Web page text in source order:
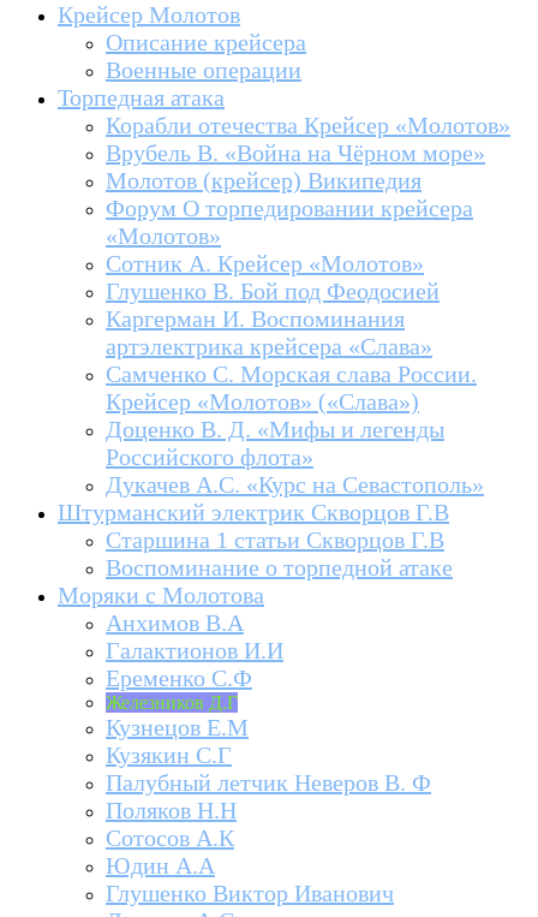
Крейсер Молотов
Описание крейсера
Военные операции
Торпедная атака
Корабли отечества Крейсер «Молотов»
Врубель В. «Война на Чёрном море»
Молотов (крейсер) Википедия
Форум О торпедировании крейсера
«Молотов»
Сотник А. Крейсер «Молотов»
Глушенко В. Бой под Феодосией
Каргерман И. Воспоминания
артэлектрика крейсера «Слава»
Самченко С. Морская слава России.
Крейсер «Молотов» («Слава»)
Доценко В. Д. «Мифы и легенды
Российского флота»
Дукачев А.С. «Курс на Севастополь»
Штурманский электрик Скворцов Г.В
Старшина 1 статьи Скворцов Г.В
Воспоминание о торпедной атаке
Моряки с Молотова
Анхимов В.А
Галактионов И.И
Еременко С.Ф
Железников Д.Г
Кузнецов Е.М
Кузякин С.Г
Палубный летчик Неверов В. Ф
Поляков Н.Н
Сотосов А.К
Юдин А.А
Глушенко Виктор Иванович